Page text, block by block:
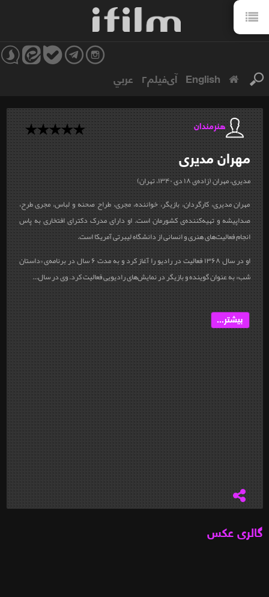
English آی‌فیلم۲ عربي
هنرمندان
مهرانمدیری
مدیری، مهران (زاده‌ی ۱۸ دی ۱۳۴۰، تهران)
مهران مدیری، کارگردان، بازیگر، خواننده، مجری، طراح صحنه و لباس، مجری طرح،
صداپیشه و تهیه‌کننده‌ی کشورمان است. او دارای مدرک دکترای افتخاری به پاس
انجام فعالیت‌های هنری و انسانی از دانشگاه لیبرتی آمریکا است.
او در سال ۱۳۶۸ فعالیت در رادیو را آغاز کرد و به مدت ۶ سال در برنامه‌ی «داستان
شب» به عنوان گوینده و بازیگر در نمایش‌های رادیویی فعالیت کرد. وی در سال...
بیشتر...
گالری عکس